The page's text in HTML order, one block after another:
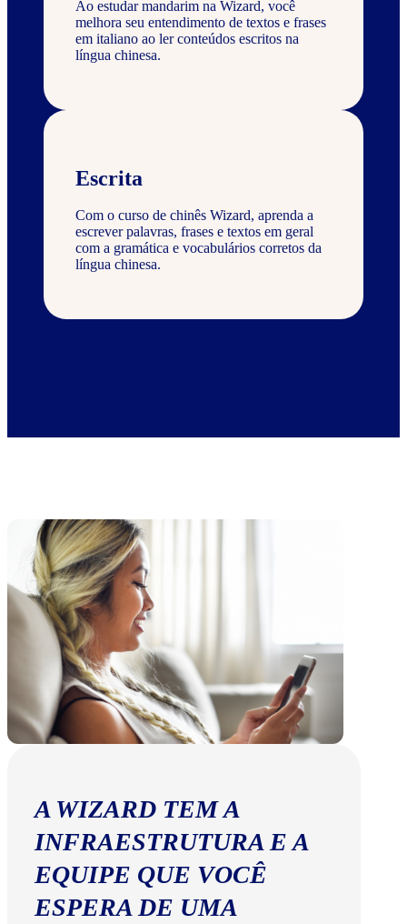
Ao estudar mandarim na Wizard, você
melhora seu entendimento de textos e frases
em italiano ao ler conteúdos escritos na
língua chinesa.
Escrita
Com o curso de chinês Wizard, aprenda a
escrever palavras, frases e textos em geral
com a gramática e vocabulários corretos da
língua chinesa.
A WIZARD TEM A
INFRAESTRUTURA E A
EQUIPE QUE VOCÊ
ESPERA DE UMA